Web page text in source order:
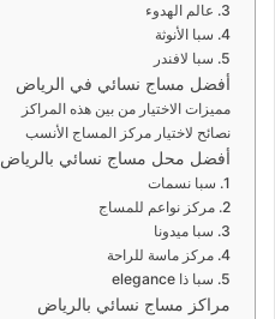
3. عالم الهدوء
4. سبا الأنوثة
5. سبا لافندر
أفضل مساج نسائي في الرياض
مميزات الاختيار من بين هذه المراكز
نصائح لاختيار مركز المساج الأنسب
أفضل محل مساج نسائي بالرياض
1. سبا نسمات
2. مركز نواعم للمساج
3. سبا ميدونا
4. مركز ماسة للراحة
5. سبا ذا elegance
مراكز مساج نسائي بالرياض